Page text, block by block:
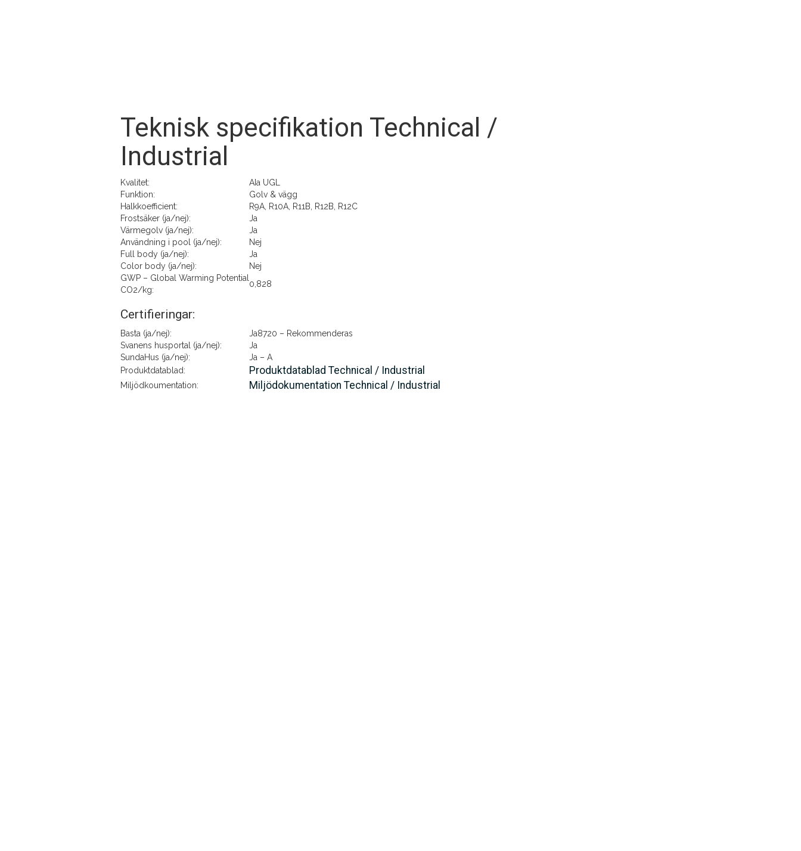
Teknisk specifikation Technical /
Industrial
Kvalitet:
AIa UGL
Funktion:
Golv & vägg
Halkkoefficient:
R9A, R10A, R11B, R12B, R12C
Frostsäker (ja/nej):
Ja
Värmegolv (ja/nej):
Ja
Användning i pool (ja/nej):
Nej
Full body (ja/nej):
Ja
Color body (ja/nej):
Nej
GWP – Global Warming Potential
CO2/kg:
0,828
Certifieringar:
Basta (ja/nej):
Ja8720 – Rekommenderas
Svanens husportal (ja/nej):
Ja
SundaHus (ja/nej):
Ja – A
Produktdatablad:
Produktdatablad Technical / Industrial
Miljödkoumentation: Miljödokumentation Technical / Industrial